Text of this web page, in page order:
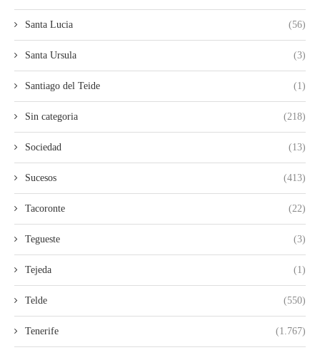
Santa Lucia (56)
Santa Ursula (3)
Santiago del Teide (1)
Sin categoria (218)
Sociedad (13)
Sucesos (413)
Tacoronte (22)
Tegueste (3)
Tejeda (1)
Telde (550)
Tenerife (1.767)